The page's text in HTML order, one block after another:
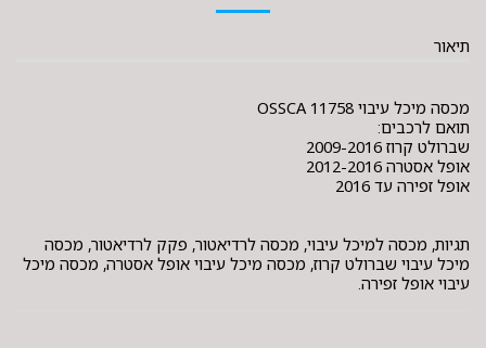
תיאור
מכסה מיכל עיבוי OSSCA 11758
תואם לרכבים:
שברולט קרוז 2009-2016
אופל אסטרה 2012-2016
אופל זפירה עד 2016
תגיות, מכסה למיכל עיבוי, מכסה לרדיאטור, פקק לרדיאטור, מכסה
מיכל עיבוי שברולט קרוז, מכסה מיכל עיבוי אופל אסטרה, מכסה מיכל
עיבוי אופל זפירה.